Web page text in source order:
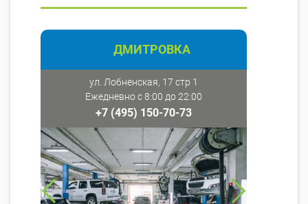
ДМИТРОВКА
ул. Лобненская, 17 стр 1
Ежедневно с 8:00 до 22:00
+7 (495) 150-70-73